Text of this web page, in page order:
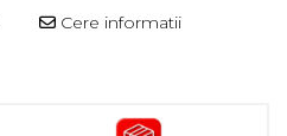
Cere informatii